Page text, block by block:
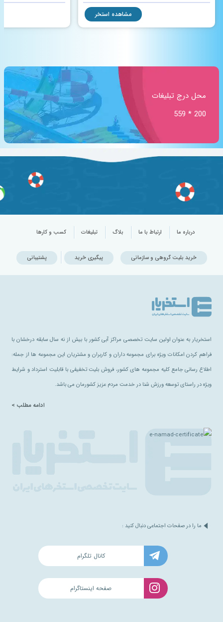
مشاهده استخر
محل درج تبلیغات
200 * 559
درباره ما ارتباط با ما بلاگ تبلیغات کسب و کارها
خرید بلیت گروهی و سازمانی پیگیری خرید پشتیبانی
استخریار به عنوان اولین سایت تخصصی مراکز آبی کشور با بیش از نه سال سابقه درخشان با
فراهم کردن امکانات ویژه برای مجموعه داران و کاربران و مشتریان این مجموعه ها از جمله:
اطلاع رسانی جامع کلیه مجموعه های کشور، فروش بلیت تخفیفی با قابلیت استرداد و شرایط
ویژه در راستای توسعه ورزش شنا در خدمت مردم عزیز کشورمان می باشد.
ادامه مطلب >
ما را در صفحات اجتماعی دنبال کنید :
کانال تلگرام
صفحه اینستاگرام